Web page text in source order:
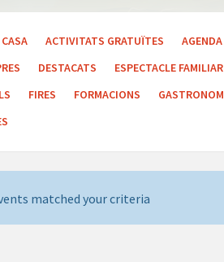
ACTIVITATS GRATUÏTES
DESTACATS ESPECTACLE FAMILIAR
FIRES FORMACIONS
matched your criteria